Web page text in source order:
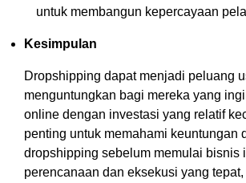
untuk membangun kepercayaan
Kesimpulan
Dropshipping dapat menjadi peluang
menguntungkan bagi mereka yang
online dengan investasi yang relatif
penting untuk memahami keuntungan
dropshipping sebelum memulai bisnis
perencanaan dan eksekusi yang